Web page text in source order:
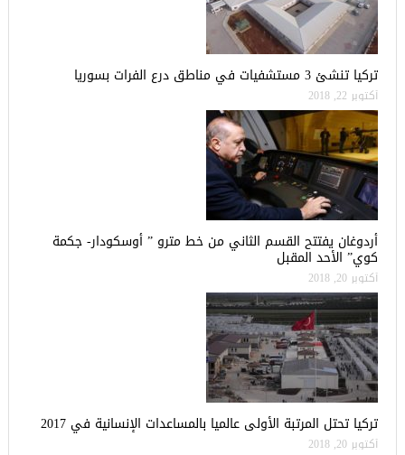
تركيا تنشئ 3 مستشفيات في مناطق درع الفرات بسوريا
أكتوبر 22, 2018
أردوغان يفتتح القسم الثاني من خط مترو ” أوسكودار- جكمة
كوي” الأحد المقبل
أكتوبر 20, 2018
تركيا تحتل المرتبة الأولى عالميا بالمساعدات الإنسانية في 2017
أكتوبر 20, 2018